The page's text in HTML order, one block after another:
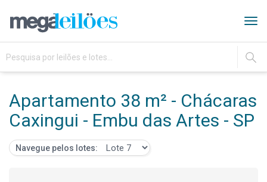
IR
Apartamento 38 m² - Chácaras
Caxingui - Embu das Artes - SP
Navegue pelos lotes: